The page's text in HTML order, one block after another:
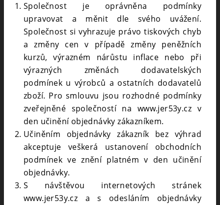
Společnost je oprávněna podmínky
upravovat a měnit dle svého uvážení.
Společnost si vyhrazuje právo tiskových chyb
a změny cen v případě změny peněžních
kurzů, výrazném nárůstu inflace nebo při
výrazných změnách dodavatelských
podmínek u výrobců a ostatních dodavatelů
zboží. Pro smlouvu jsou rozhodné podmínky
zveřejněné společností na www.jer53y.cz v
den učinění objednávky zákazníkem.
Učiněním objednávky zákazník bez výhrad
akceptuje veškerá ustanovení obchodních
podmínek ve znění platném v den učinění
objednávky.
S návštěvou internetových stránek
www.jer53y.cz a s odesláním objednávky